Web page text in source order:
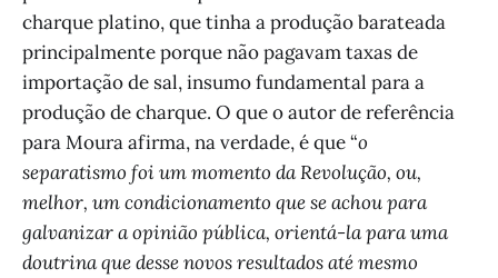
charque platino, que tinha a produção barateada
principalmente porque não pagavam taxas de
importação de sal, insumo fundamental para a
produção de charque. O que o autor de referência
para Moura afirma, na verdade, é que “o
separatismo foi um momento da Revolução, ou,
melhor, um condicionamento que se achou para
galvanizar a opinião pública, orientá-la para uma
doutrina que desse novos resultados até mesmo